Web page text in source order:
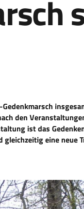
den
ist das
gleichzeitig eine neue